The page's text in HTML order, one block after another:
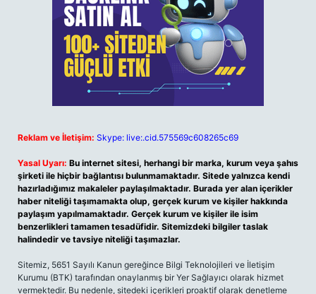
Reklam ve İletişim: Skype: live:.cid.575569c608265c69
Yasal Uyarı: Bu internet sitesi, herhangi bir marka, kurum veya şahıs
şirketi ile hiçbir bağlantısı bulunmamaktadır. Sitede yalnızca kendi
hazırladığımız makaleler paylaşılmaktadır. Burada yer alan içerikler
haber niteliği taşımamakta olup, gerçek kurum ve kişiler hakkında
paylaşım yapılmamaktadır. Gerçek kurum ve kişiler ile isim
benzerlikleri tamamen tesadüfidir. Sitemizdeki bilgiler taslak
halindedir ve tavsiye niteliği taşımazlar.
Sitemiz, 5651 Sayılı Kanun gereğince Bilgi Teknolojileri ve İletişim
Kurumu (BTK) tarafından onaylanmış bir Yer Sağlayıcı olarak hizmet
vermektedir. Bu nedenle, sitedeki içerikleri proaktif olarak denetleme